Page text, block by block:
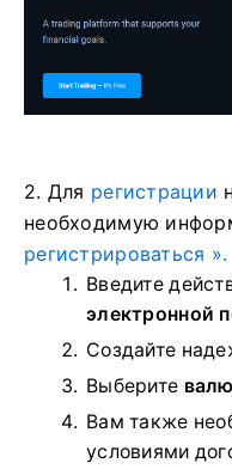
2. Для регистрации
необходимую
регистрироваться ».
Введите
электронной
Создайте
Выберите
Вам также
условиями